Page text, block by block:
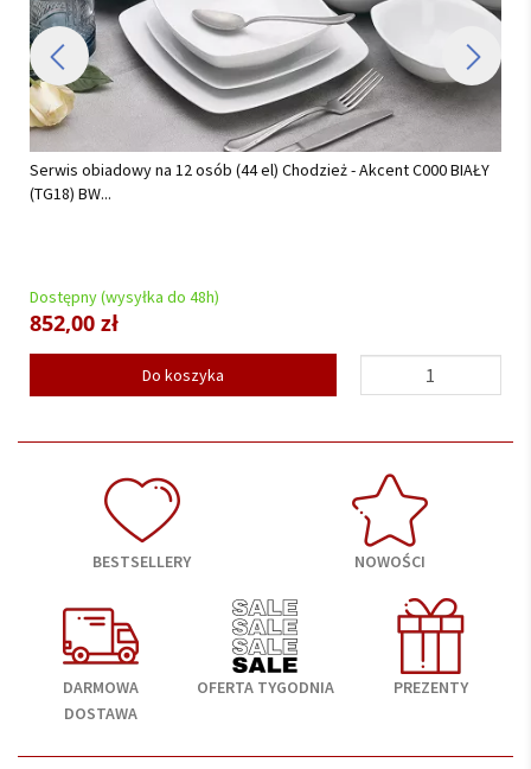
Serwis obiadowo - kawowy na 12 osób (82el.) Chodzież - Yvonne
AP02 Złota Helena...
Dostępny (wysyłka do 48h)
2 549,00 zł
Do koszyka
BESTSELLERY NOWOŚCI
DARMOWA
DOSTAWA
OFERTA TYGODNIA PREZENTY